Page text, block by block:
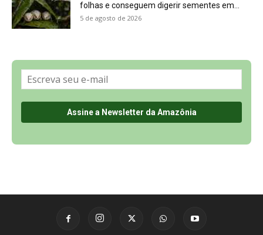
Política de Privacidade, LGPD e RGPD
Últimas Notícias
🌎 Español
©